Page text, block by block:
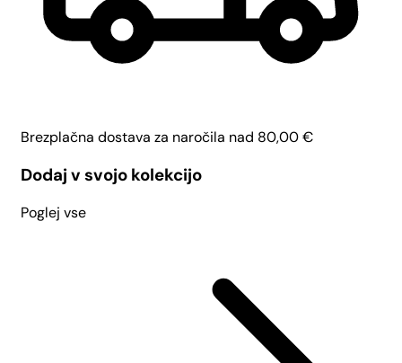
Brezplačna dostava za naročila nad 80,00€
Dodaj v svojo kolekcijo
Poglej vse